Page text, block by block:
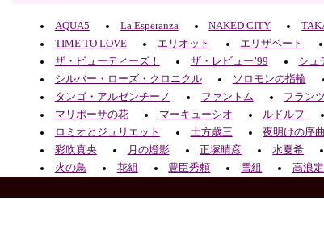
AQUA5 La Esperanza NAKED CITY
TIME TO LOVE
エリオット エリザベート
ザ・ビューティーズ！
ザ・レビュー’99
シュ
シルバー・ローズ・クロニクル
ソロモンの指輪
タンゴ・アルゼンチーノ
ファントム
フラン
マリポーサの花
マーキューシオ ルドルフ
ロミオとジュリエット
土方歳三 夜明けの序曲
彩吹真央
月の燈影 正塚晴彦 水夏希
火の鳥
花組 豊臣秀頼 雪組 高浪